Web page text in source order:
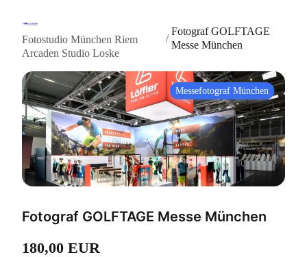
Fotostudio München Riem
Arcaden Studio Loske
/
Fotograf GOLFTAGE
Messe München
Messefotograf München
Fotograf GOLFTAGE Messe München
180,00 EUR